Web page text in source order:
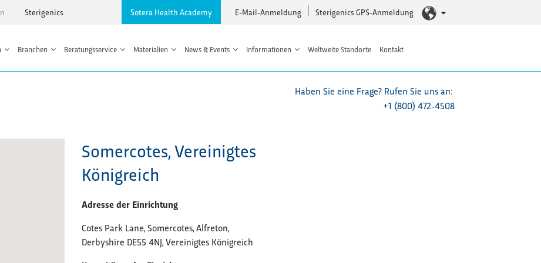
Sterigenics Sotera Health Academy E-Mail-Anmeldung Sterigenics GPS-Anmeldung
Branchen Beratungsservice Materialien News & Events Informationen Weltweite Standorte Kontakt
Haben Sie eine Frage? Rufen Sie uns an:
+1 (800) 472-4508
Somercotes, Vereinigtes
Königreich
Adresse der Einrichtung
Cotes Park Lane, Somercotes, Alfreton,
Derbyshire DE55 4NJ, Vereinigtes Königreich